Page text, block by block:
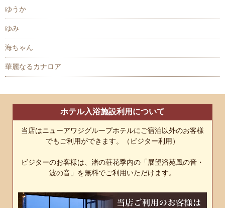
ゆうか
ゆみ
海ちゃん
華麗なるカナロア
ホテル入浴施設利用について
当店はニューアワジグループホテルにご宿泊以外のお客様
でもご利用ができます。（ビジター利用）
ビジターのお客様は、渚の荘花季内の「展望浴苑風の音・
波の音」を無料でご利用いただけます。